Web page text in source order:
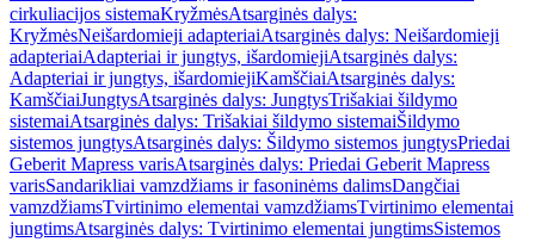
cirkuliacijos sistemaKryžmėsAtsarginės dalys:
KryžmėsNeišardomieji adapteriaiAtsarginės dalys: Neišardomieji
adapteriaiAdapteriai ir jungtys, išardomiejiAtsarginės dalys:
Adapteriai ir jungtys, išardomiejiKamščiaiAtsarginės dalys:
KamščiaiJungtysAtsarginės dalys: JungtysTrišakiai šildymo
sistemaiAtsarginės dalys: Trišakiai šildymo sistemaiŠildymo
sistemos jungtysAtsarginės dalys: Šildymo sistemos jungtysPriedai
Geberit Mapress varisAtsarginės dalys: Priedai Geberit Mapress
varisSandarikliai vamzdžiams ir fasoninėms dalimsDangčiai
vamzdžiamsTvirtinimo elementai vamzdžiamsTvirtinimo elementai
jungtimsAtsarginės dalys: Tvirtinimo elementai jungtimsSistemos